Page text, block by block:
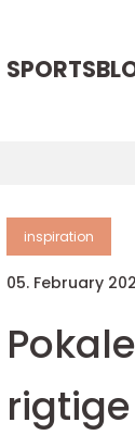
inspiration
05. February